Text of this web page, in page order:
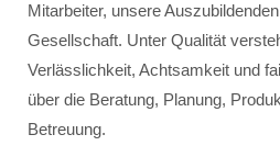
Mitarbeiter, unsere
Gesellschaft. Unter Qualität
Verlässlichkeit, Achtsamkeit und
über die Beratung, Planung,
Betreuung.